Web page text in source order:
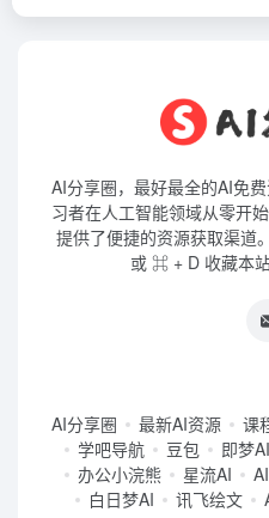
AI分享圈，最好最全的AI免
习者在人工智能领域从零开
提供了便捷的资源获取渠道
或 ⌘ + D 收藏本
AI分享圈 最新AI资源 课
学吧导航
豆包 即梦AI
办公小浣熊
星流AI
白日梦AI
讯飞绘文